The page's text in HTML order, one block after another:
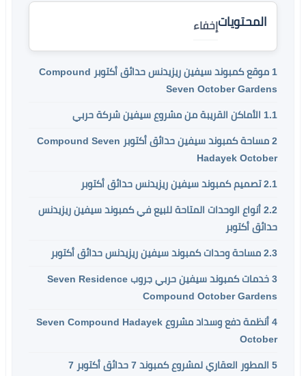
المحتوياتإخفاء
1
موقع كمبوند سيفين ريزيدنس حدائق أكتوبر Compound
Seven October Gardens
1.1 الأماكن القريبة من مشروع سيفين شركة حربي
2
مساحة كمبوند سيفين حدائق أكتوبر Compound Seven
Hadayek October
2.1 تصميم كمبوند سيفين ريزيدنس حدائق أكتوبر
2.2 أنواع الوحدات المتاحة للبيع في كمبوند سيفين ريزيدنس
حدائق أكتوبر
2.3 مساحة وحدات كمبوند سيفين ريزيدنس حدائق أكتوبر
3
خدمات كمبوند سيفين حربي جروب Seven Residence
Compound October Gardens
4
أنظمة دفع وسداد مشروع Seven Compound Hadayek
October
5
المطور العقاري لمشروع كمبوند 7 حدائق أكتوبر 7